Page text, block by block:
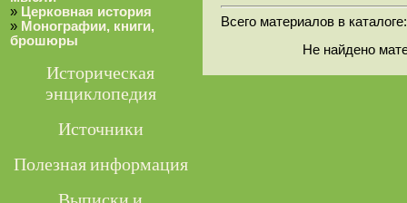
» Церковная история
» Монографии, книги,
брошюры
Историческая
энциклопедия
Источники
Полезная информация
Всего материалов в
Не найдено